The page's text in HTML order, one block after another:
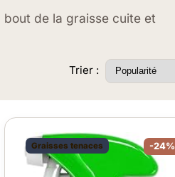
de la graisse cuite et
Trier :
Graisses tenaces -24%